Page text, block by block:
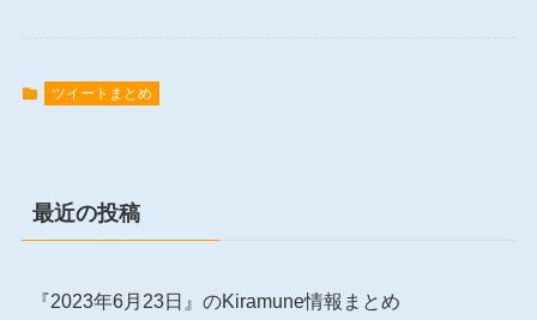
ツイートまとめ
最近の投稿
『2023年6月23日』のKiramune情報まとめ